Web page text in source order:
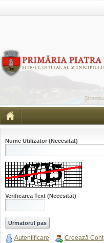
Nume Utilizator (Necesitat)
Verificarea Text (Necesitat)
Autentificare Creează Cont